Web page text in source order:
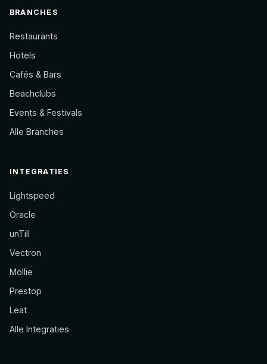
BRANCHES
Restaurants
Hotels
Cafés & Bars
Beachclubs
Events & Festivals
Alle Branches
INTEGRATIES
Lightspeed
Oracle
unTill
Vectron
Mollie
Prestop
Leat
Alle Integraties